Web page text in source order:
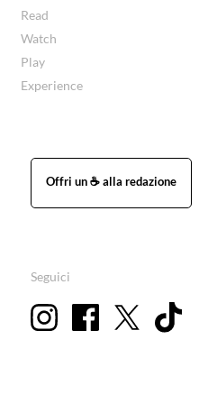
Read
Watch
Play
Experience
Seguici